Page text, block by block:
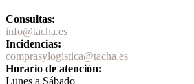
Consultas:
info@tacha.es
Incidencias:
comprasylogistica@tacha.es
Horario de atención:
Lunes a Sábado